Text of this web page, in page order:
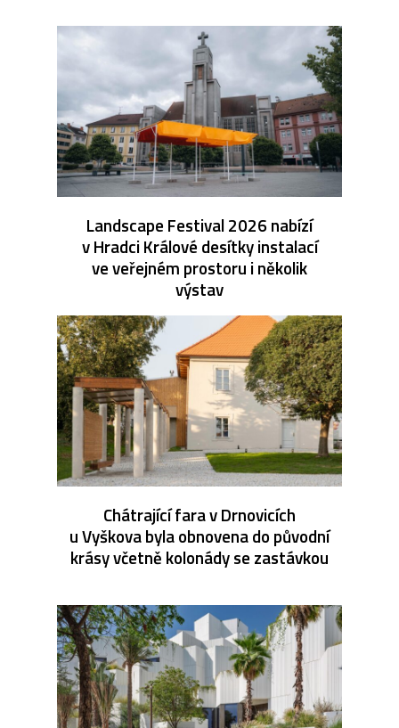
Landscape Festival 2026 nabízí
v Hradci Králové desítky instalací
ve veřejném prostoru i několik
výstav
Chátrající fara v Drnovicích
u Vyškova byla obnovena do původní
krásy včetně kolonády se zastávkou